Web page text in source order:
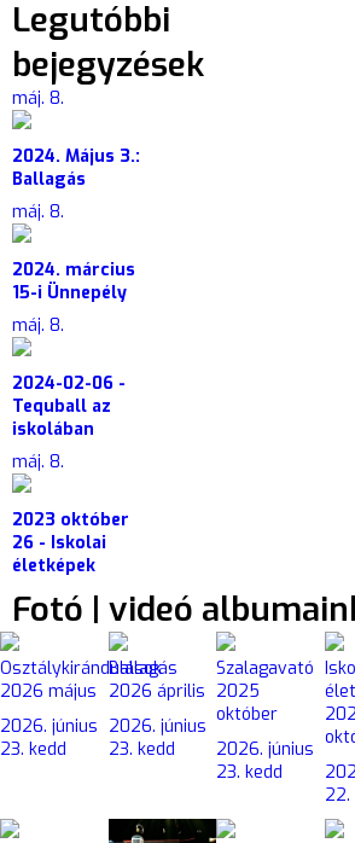
Legutóbbi
bejegyzések
máj. 8.
2024. Május 3.:
Ballagás
máj. 8.
2024. március
15-i Ünnepély
máj. 8.
2024-02-06 -
Tequball az
iskolában
máj. 8.
2023 október
26 - Iskolai
életképek
Fotó | videó
Osztálykirándulások
2026 május
2026. június
23. kedd
Ballagás
2026 április
2026. június
23. kedd
Szalagavató
2025
október
2026. június
23. kedd